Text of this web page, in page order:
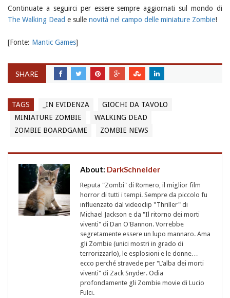
Continuate a seguirci per essere sempre aggiornati sul mondo di
The Walking Dead e sulle novità nel campo delle miniature Zombie!
[Fonte: Mantic Games]
SHARE
TAGS _IN EVIDENZA
GIOCHI DA TAVOLO
MINIATURE ZOMBIE
WALKING DEAD
ZOMBIE BOARDGAME
ZOMBIE NEWS
About: DarkSchneider
Reputa "Zombi" di Romero, il miglior film
horror di tutti i tempi. Sempre da piccolo fu
influenzato dal videoclip "Thriller" di
Michael Jackson e da "Il ritorno dei morti
viventi" di Dan O'Bannon. Vorrebbe
segretamente essere un lupo mannaro. Ama
gli Zombie (unici mostri in grado di
terrorizzarlo), le esplosioni e le donne…
ecco perché stravede per "L’alba dei morti
viventi" di Zack Snyder. Odia
profondamente gli Zombie movie di Lucio
Fulci.